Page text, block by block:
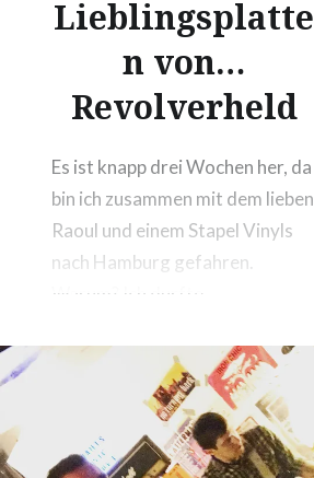
Lieblingsplatte
n von…
Revolverheld
Es ist knapp drei Wochen her, da
bin ich zusammen mit dem lieben
Raoul und einem Stapel Vinyls
nach Hamburg gefahren.
Warum? Ich durfte
Kamera interviewen und mit
den Jungs über ihre
Lieblingsplatten quatschen.